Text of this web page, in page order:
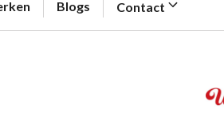
Blogs Contact